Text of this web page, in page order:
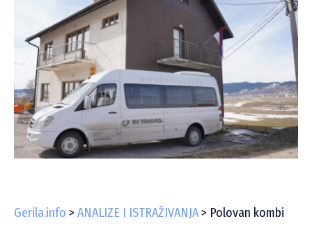
Gerila.info > ANALIZE I ISTRAŽIVANJA> Polovan kombi